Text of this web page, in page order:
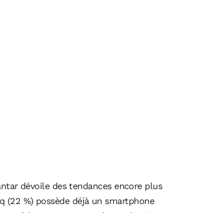
dévoile des tendances encore plus
(22 %) possède déjà un smartphone